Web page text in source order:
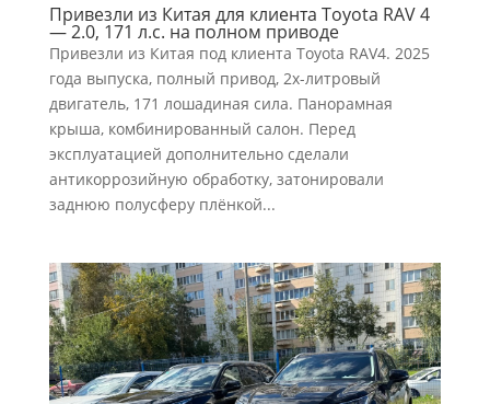
Привезли из Китая для клиента Toyota RAV 4
— 2.0, 171 л.с. на полном приводе
Привезли из Китая под клиента Toyota RAV4. 2025
года выпуска, полный привод, 2х-литровый
двигатель, 171 лошадиная сила. Панорамная
крыша, комбинированный салон. Перед
эксплуатацией дополнительно сделали
антикоррозийную обработку, затонировали
заднюю полусферу плёнкой...